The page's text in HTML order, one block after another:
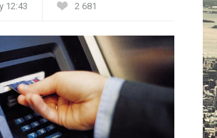
Güney Azərbaycan
Mədəniyyət
Müsahibə
12:43 2 681